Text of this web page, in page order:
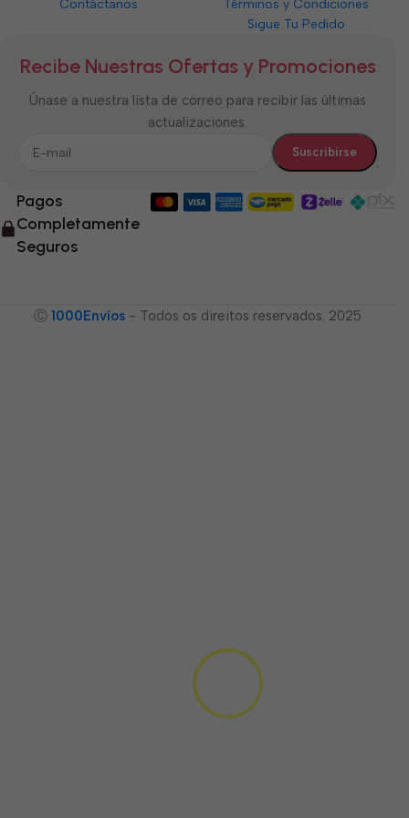
Contáctanos
Términos y Condiciones
Sigue Tu Pedido
Recibe Nuestras Ofertas y Promociones
Únase a nuestra lista de correo para recibir las últimas
actualizaciones.
Pagos
Completamente
Seguros
Ⓒ 1000Envíos - Todos os direitos reservados. 2025